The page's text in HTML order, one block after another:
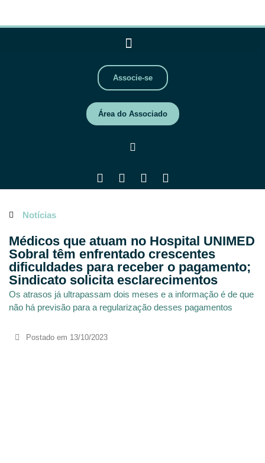
Associe-se
Área do Associado
Notícias
Médicos que atuam no Hospital UNIMED
Sobral têm enfrentado crescentes
dificuldades para receber o pagamento;
Sindicato solicita esclarecimentos
Os atrasos já ultrapassam dois meses e a informação é de que
não há previsão para a regularização desses pagamentos
Postado em 13/10/2023